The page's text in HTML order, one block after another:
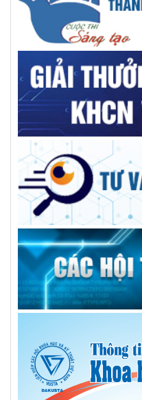
Báo chí thời đại số - khi
đổi mới
GS.VS.TSKH Trần Đình
khi đến được với người dân
AILPA – Robot AI hỗ trợ
Kiện toàn nhân sự Trung
Trường Đại học Xây dựng
thành lập
Giải pháp tối ưu cho bệnh
GS.TS Hà Học Trạc,
đức, tài VUSTA
Góp ý Đề án điều chỉnh
2021-2030, tầm nhìn đến
Người dùng băn khoăn
học nói gì?
Tổng kết và trao giải Hội
Tổ chức tọa đàm nhân
Nam
Đắk Lắk: Liên hiệp Hội